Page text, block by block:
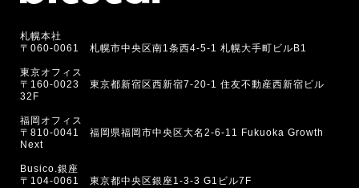
札幌本社
〒060-0061 札幌市中央区南1条西4-5-1 札幌大手町ビルB1
東京オフィス
〒160-0023 東京都新宿区西新宿7-20-1 住友不動産西新宿ビル
32F
福岡オフィス
〒810-0041 福岡県福岡市中央区大名2-6-11 Fukuoka Growth
Next
Busico.銀座
〒104-0061 東京都中央区銀座1-3-3 G1ビル7F